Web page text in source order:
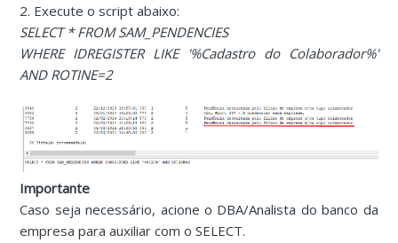
2. Execute o script abaixo:
SELECT * FROM SAM_PENDENCIES
WHERE IDREGISTER LIKE '%Cadastro do Colaborador%'
AND ROTINE=2
Importante
Caso seja necessário, acione o DBA/Analista do banco da
empresa para auxiliar com o SELECT.